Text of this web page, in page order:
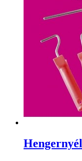
Hengernyél